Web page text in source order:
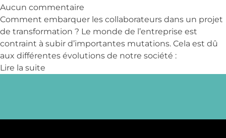
Aucun commentaire
Comment embarquer les collaborateurs dans un projet
de transformation ? Le monde de l’entreprise est
contraint à subir d’importantes mutations. Cela est dû
aux différentes évolutions de notre société :
Lire la suite